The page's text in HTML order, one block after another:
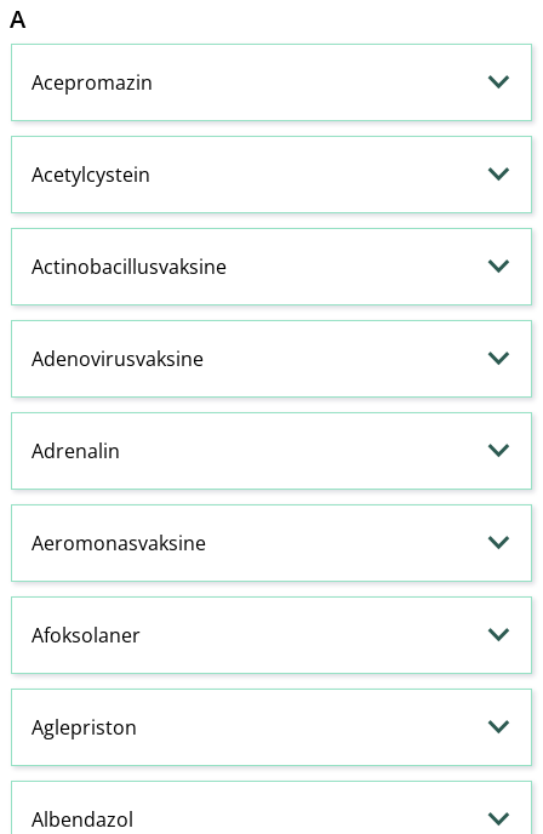
A
Acepromazin
Acetylcystein
Actinobacillusvaksine
Adenovirusvaksine
Adrenalin
Aeromonasvaksine
Afoksolaner
Aglepriston
Albendazol